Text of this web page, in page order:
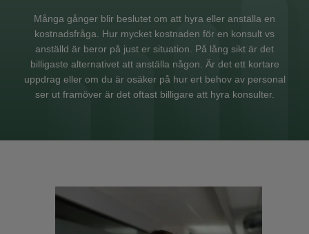
Många gånger blir beslutet om att hyra eller anställa en
kostnadsfråga. Hur mycket kostnaden för en konsult vs
anställd är beror på just er situation. På lång sikt är det
billigaste alternativet att anställa någon. Är det ett kortare
uppdrag eller om du är osäker på hur ert behov av personal
ser ut framöver är det oftast billigare att hyra konsulter.